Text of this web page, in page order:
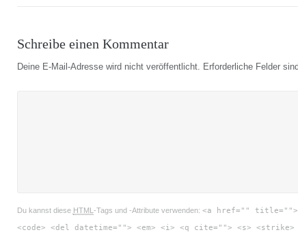
Schreibe einen Kommentar
Deine E-Mail-Adresse wird nicht veröffentlicht. Erforderliche Felder
Du kannst diese HTML -Tags und -Attribute verwenden: <a href="" title="">
<code> <del datetime=""> <em> <i> <q cite=""> <s> <strike>